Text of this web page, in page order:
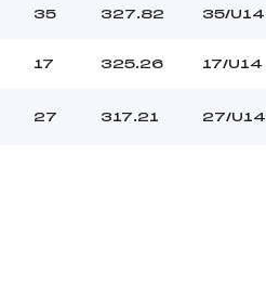
35 327.82 35/U14
17 325.26 17/U14
27 317.21 27/U14